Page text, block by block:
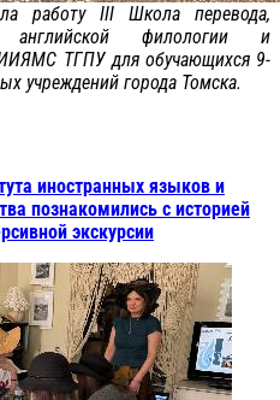
работу III Школа перевода,
английской филологии и
ТГПУ для обучающихся 9-
учреждений города Томска.
иностранных языков и
познакомились с историей
экскурсии